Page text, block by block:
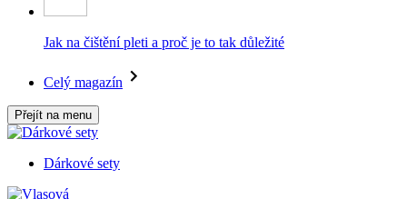
Jak na čištění pleti a proč je to tak důležité
Celý magazín
Přejít na menu
Dárkové sety